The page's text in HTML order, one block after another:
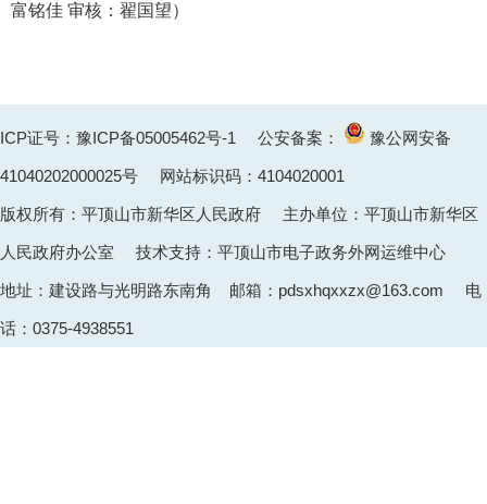
富铭佳 审核：翟国望）
ICP证号：豫ICP备05005462号-1 公安备案： 豫公网安备
41040202000025号 网站标识码：4104020001
版权所有：平顶山市新华区人民政府 主办单位：平顶山市新华区
人民政府办公室 技术支持：平顶山市电子政务外网运维中心
地址：建设路与光明路东南角 邮箱：pdsxhqxxzx@163.com 电
话：0375-4938551